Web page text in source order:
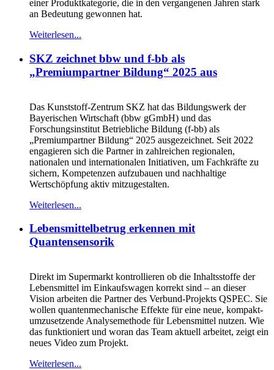
einer Produktkategorie, die in den vergangenen Jahren stark
an Bedeutung gewonnen hat.
Weiterlesen...
SKZ zeichnet bbw und f-bb als
„Premiumpartner Bildung“ 2025 aus
Das Kunststoff-Zentrum SKZ hat das Bildungswerk der
Bayerischen Wirtschaft (bbw gGmbH) und das
Forschungsinstitut Betriebliche Bildung (f-bb) als
„Premiumpartner Bildung“ 2025 ausgezeichnet. Seit 2022
engagieren sich die Partner in zahlreichen regionalen,
nationalen und internationalen Initiativen, um Fachkräfte zu
sichern, Kompetenzen aufzubauen und nachhaltige
Wertschöpfung aktiv mitzugestalten.
Weiterlesen...
Lebensmittelbetrug erkennen mit
Quantensensorik
Direkt im Supermarkt kontrollieren ob die Inhaltsstoffe der
Lebensmittel im Einkaufswagen korrekt sind – an dieser
Vision arbeiten die Partner des Verbund-Projekts QSPEC. Sie
wollen quantenmechanische Effekte für eine neue, kompakt-
umzusetzende Analysemethode für Lebensmittel nutzen. Wie
das funktioniert und woran das Team aktuell arbeitet, zeigt ein
neues Video zum Projekt.
Weiterlesen...